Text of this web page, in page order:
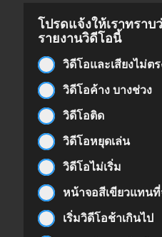
โปรดแจ้งให้เราทรา
รายงานวิดีโอนี้
วิดีโอและเสียงไม่ต
วิดีโอค้าง บางช่วง
วิดีโอติด
วิดีโอหยุดเล่น
วิดีโอไม่เริ่ม
หน้าจอสีเขียวแทนที่
เริ่มวิดีโอช้าเกินไป